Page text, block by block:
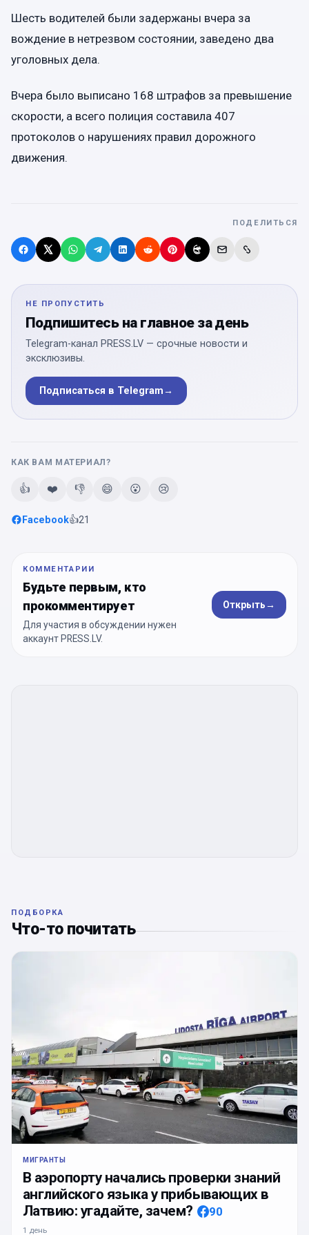
Шесть водителей были задержаны вчера за
вождение в нетрезвом состоянии, заведено два
уголовных дела.
Вчера было выписано 168 штрафов за превышение
скорости, а всего полиция составила 407
протоколов о нарушениях правил дорожного
движения.
ПОДЕЛИТЬСЯ
НЕ ПРОПУСТИТЬ
Подпишитесь на главное за день
Telegram-канал PRESS.LV — срочные новости и
эксклюзивы.
Подписаться в Telegram→
КАК ВАМ МАТЕРИАЛ?
👍 ❤️ 👎 😄 😮 😢
Facebook👍21
КОММЕНТАРИИ
Будьте первым, кто
прокомментирует
Для участия в обсуждении нужен
аккаунт PRESS.LV.
Открыть→
ПОДБОРКА
Что-то почитать
МИГРАНТЫ
В аэропорту начались проверки знаний
английского языка у прибывающих в
Латвию: угадайте, зачем?
90
1 день